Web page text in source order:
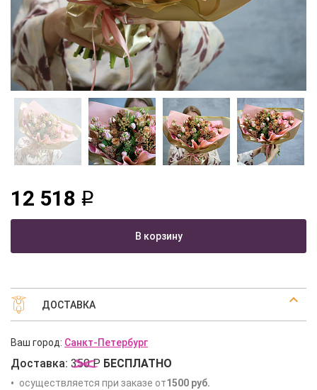
12 518 q
В корзину
ДОСТАВКА
Ваш город: Санкт-Петербург
Доставка: 350 Р БЕСПЛАТНО
осуществляется при заказе от1500 руб.